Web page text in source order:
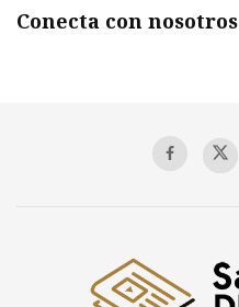
Conecta con nosotros